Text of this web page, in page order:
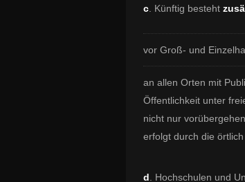
c . Künftig besteht
vor Groß- und
an allen Orten mit
Öffentlichkeit unter
nicht nur
erfolgt durch die
d . Hochschulen und